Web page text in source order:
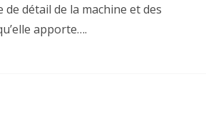
de détail de la machine et des
apporte….